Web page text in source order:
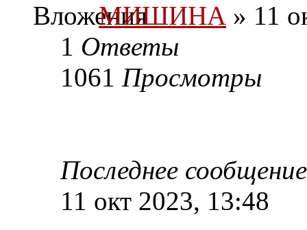
МИШИНА » 11
1 Ответы
1061 Просмотры
Последнее
11 окт 2023, 13:48